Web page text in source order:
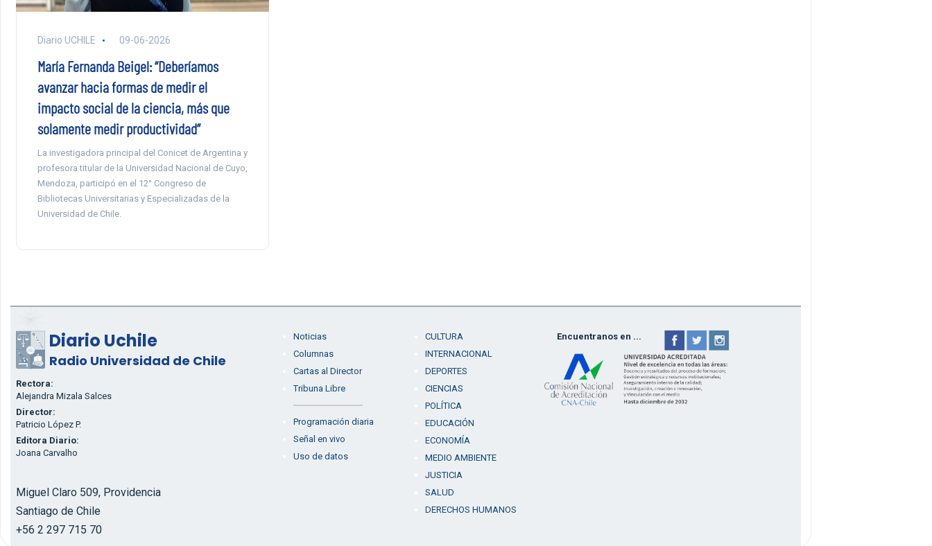
Diario UCHILE 09-06-2026
María Fernanda Beigel: “Deberíamos
avanzar hacia formas de medir el
impacto social de la ciencia, más que
solamente medir productividad”
La investigadora principal del Conicet de Argentina y
profesora titular de la Universidad Nacional de Cuyo,
Mendoza, participó en el 12° Congreso de
Bibliotecas Universitarias y Especializadas de la
Universidad de Chile.
Diario Uchile
Radio Universidad de Chile
Rectora:
Alejandra Mizala Salces
Director:
Patricio López P.
Editora Diario:
Joana Carvalho
Miguel Claro 509, Providencia
Santiago de Chile
+56 2 297 715 70
Noticias
Columnas
Cartas al Director
Tribuna Libre
Programación diaria
Señal en vivo
Uso de datos
CULTURA
INTERNACIONAL
DEPORTES
CIENCIAS
POLÍTICA
EDUCACIÓN
ECONOMÍA
MEDIO AMBIENTE
JUSTICIA
SALUD
DERECHOS HUMANOS
Encuentranos en ...